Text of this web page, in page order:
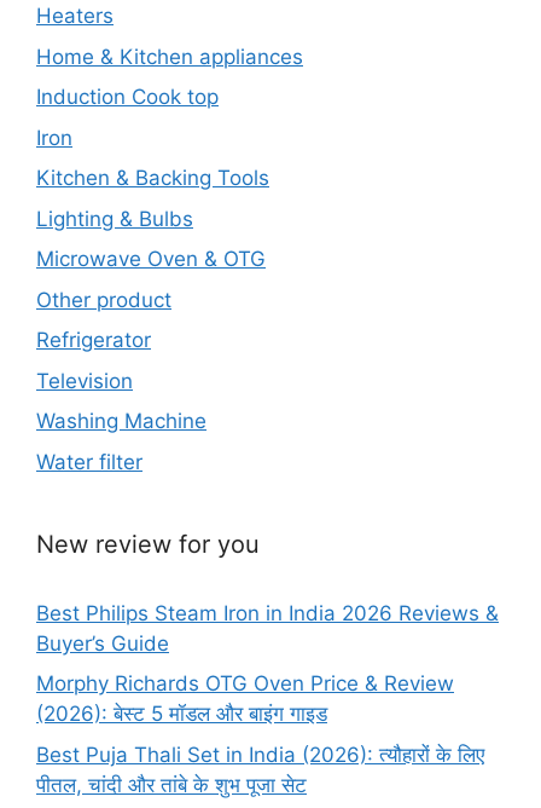
Heaters
Home & Kitchen appliances
Induction Cook top
Iron
Kitchen & Backing Tools
Lighting & Bulbs
Microwave Oven & OTG
Other product
Refrigerator
Television
Washing Machine
Water filter
New review for you
Best Philips Steam Iron in India 2026 Reviews &
Buyer’s Guide
Morphy Richards OTG Oven Price & Review
(2026): बेस्ट 5 मॉडल और बाइंग गाइड
Best Puja Thali Set in India (2026): त्यौहारों के लिए
पीतल, चांदी और तांबे के शुभ पूजा सेट